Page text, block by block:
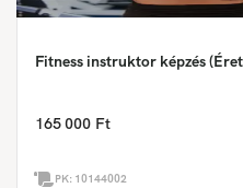
Fitness instruktor képzés
165 000 Ft
PK: 10144002